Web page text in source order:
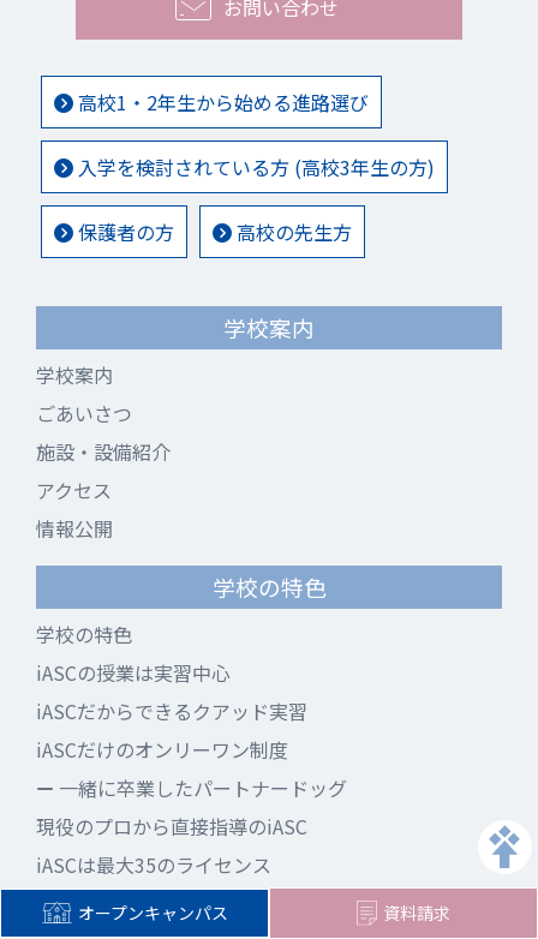
オープンキャンパス 資料請求
お問い合わせ
高校1・2年生から始める進路選び
入学を検討されている方 (高校3年生の方)
保護者の方 高校の先生方
学校案内
学校案内
ごあいさつ
施設・設備紹介
アクセス
情報公開
学校の特色
学校の特色
iASCの授業は実習中心
iASCだからできるクアッド実習
iASCだけのオンリーワン制度
一緒に卒業したパートナードッグ
現役のプロから直接指導のiASC
iASCは最大35のライセンス
目指せる資格制度